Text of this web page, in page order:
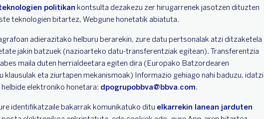
politikan kontsulta dezakezu zer hirugarrenek jasotzen dituzten
teknologien bitartez, Webgune honetatik abiatuta.
adierazitako helburu berarekin, zure datu pertsonalak atzi ditzaketela
jakin batzuek (nazioarteko datu-transferentziak egitean). Transferentzia
maila duten herrialdeetara egiten dira (Europako Batzordearen
eta ziurtapen mekanismoak) Informazio gehiago nahi baduzu, idatzi
elektroniko honetara: dpogrupobbva@bbva.com.
identifikatzaile bakarrak komunikatuko ditu elkarrekin lanean jarduten